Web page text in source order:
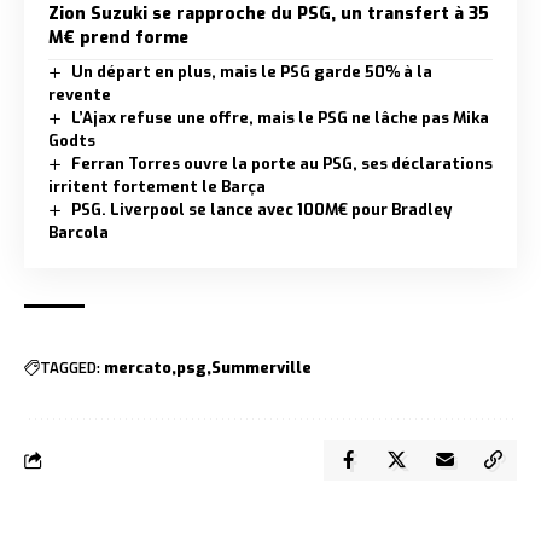
Zion Suzuki se rapproche du PSG, un transfert à 35
M€ prend forme
Un départ en plus, mais le PSG garde 50% à la
revente
L’Ajax refuse une offre, mais le PSG ne lâche pas Mika
Godts
Ferran Torres ouvre la porte au PSG, ses déclarations
irritent fortement le Barça
PSG. Liverpool se lance avec 100M€ pour Bradley
Barcola
TAGGED: mercato psg Summerville